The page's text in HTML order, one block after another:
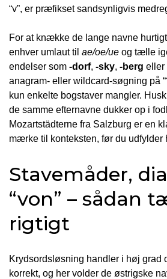
“v”, er præfikset sandsynligvis
For at knække de lange navne
enhver umlaut til ae/oe/ue og tælle
endelser som -dorf, -sky, -berg eller
anagram- eller wildcard-søgning på
kun enkelte bogstaver mangler.
de samme efternavne dukker op i
Mozartstädterne fra Salzburg er en
mærke til konteksten, før du udfylder
Stavemåder,
“von” – sådan
rigtigt
Krydsordsløsning handler i høj grad
korrekt, og her volder de østrigske